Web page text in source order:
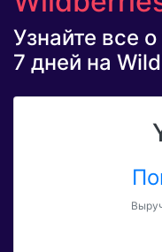
Узнайте все
7 дней на